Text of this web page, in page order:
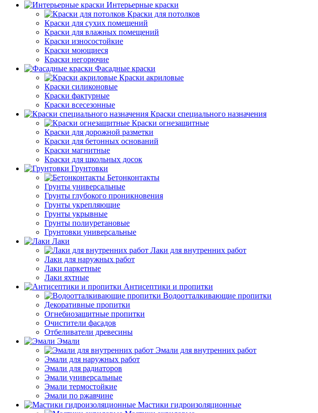
Интерьерные краски
Краски для потолков
Краски для сухих помещений
Краски для влажных помещений
Краски износостойкие
Краски моющиеся
Краски негорючие
Фасадные краски
Краски акриловые
Краски силиконовые
Краски фактурные
Краски всесезонные
Краски специального назначения
Краски огнезащитные
Краски для дорожной разметки
Краски для бетонных оснований
Краски магнитные
Краски для школьных досок
Грунтовки
Бетонконтакты
Грунты универсальные
Грунты глубокого проникновения
Грунты укрепляющие
Грунты укрывные
Грунты полиуретановые
Грунтовки универсальные
Лаки
Лаки для внутренних работ
Лаки для наружных работ
Лаки паркетные
Лаки яхтные
Антисептики и пропитки
Водоотталкивающие пропитки
Декоративные пропитки
Огнебиозащитные пропитки
Очистители фасадов
Отбеливатели древесины
Эмали
Эмали для внутренних работ
Эмали для наружных работ
Эмали для радиаторов
Эмали универсальные
Эмали термостойкие
Эмали по ржавчине
Мастики гидроизоляционные